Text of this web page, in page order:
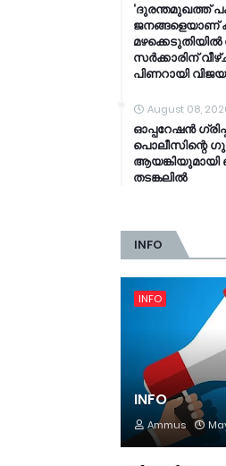
‘ദുരന്തമുഖത്ത്
ജനങ്ങളെയാണ്
സർക്കാരിന്
പിണറായി
August 08,
ഓപ്പറേഷൻ
പൊലീസിന്റെ
തടങ്കലിൽ
INFO
INFO
INFO
Ammus